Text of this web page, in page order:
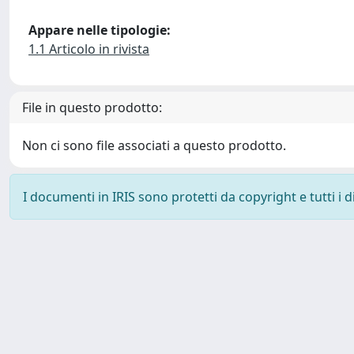
Appare nelle tipologie:
1.1 Articolo in rivista
File in questo prodotto:
Non ci sono file associati a questo prodotto.
I documenti in IRIS sono protetti da copyright e tutti i